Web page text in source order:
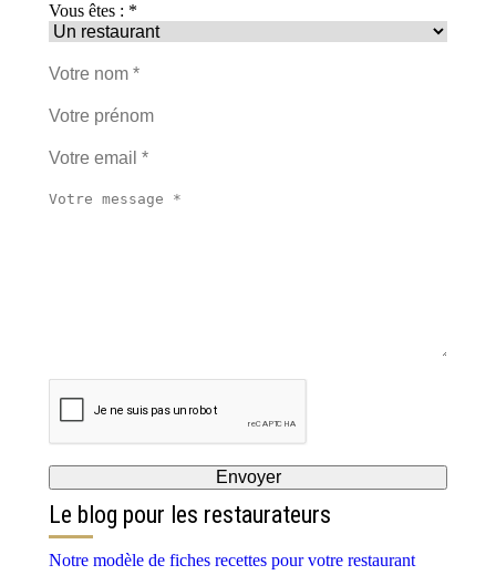
Vous êtes : *
Le blog pour les restaurateurs
Notre modèle de fiches recettes pour votre restaurant